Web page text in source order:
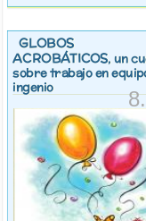
GLOBOS
ACROBÁTICOS, un
sobre trabajo en
ingenio